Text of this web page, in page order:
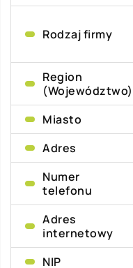
Rodzaj firmy
Region
(Województwo)
Miasto
Adres
Numer
telefonu
Adres
internetowy
NIP